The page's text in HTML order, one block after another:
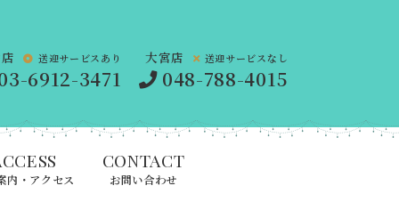
送迎サービスあり
6912-3471
大宮店 送迎サービスなし
048-788-4015
内・アクセス
CONTACT
お問い合わせ